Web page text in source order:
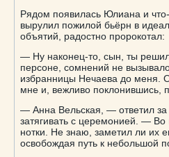
Рядом появилась Юлиана и
вырулил пожилой бьёрн в
объятий, радостно пророкотал:
— Ну наконец-то, сын, ты
персоне, сомнений не
избранницы Нечаева до меня.
мне и, вежливо поклонившись,
— Анна Вельская, — ответил
затягивать с церемонией. —
нотки. Не знаю, заметил ли их
освобождая путь к небольшой